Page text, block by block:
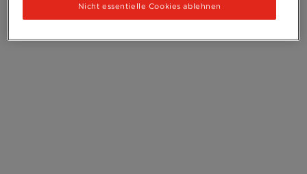
Nicht essentielle Cookies ablehnen